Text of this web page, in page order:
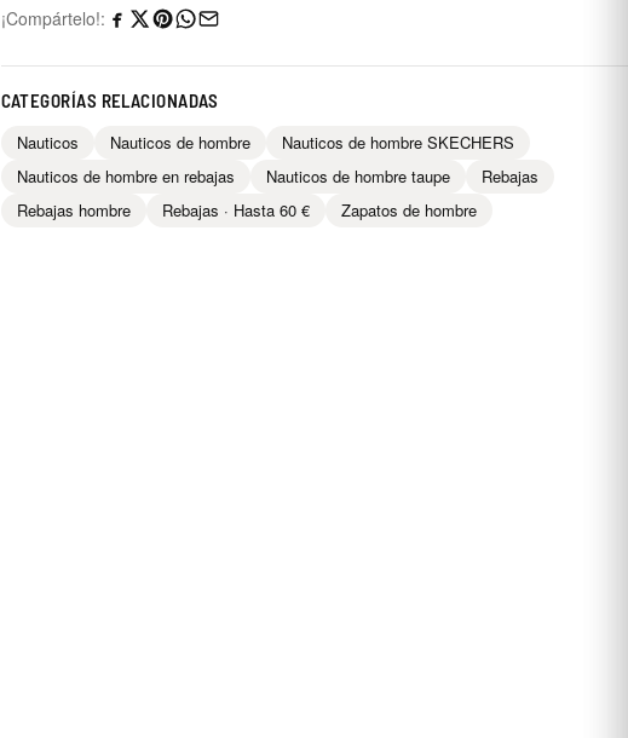
¡Compártelo!:
CATEGORÍAS RELACIONADAS
Nauticos Nauticos de hombre
Nauticos de hombre SKECHERS
Nauticos de hombre en rebajas
Nauticos de hombre taupe
Rebajas
Rebajas hombre
Rebajas · Hasta 60 € Zapatos de hombre